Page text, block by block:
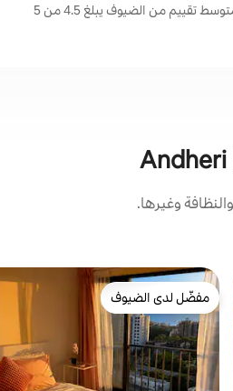
وغيرها.
مفضّل لدى الضيوف
مفضّل لدى الضيوف